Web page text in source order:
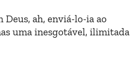
Deus, ah, enviá-lo-ia ao
uma inesgotável, ilimitada